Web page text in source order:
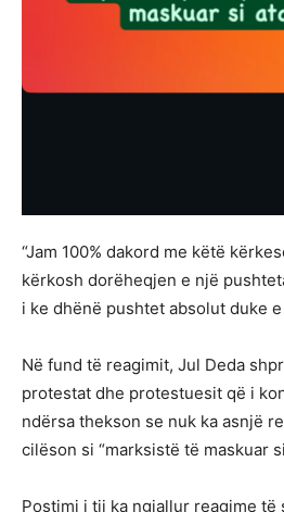
“Jam 100% dakord me këtë
kërkosh dorëheqjen e një
i ke dhënë pushtet absolut duke
Në fund të reagimit, Jul Deda
protestat dhe protestuesit që i
ndërsa thekson se nuk ka asnjë
cilëson si “marksistë të maskuar
Postimi i tij ka ngjallur reagime të